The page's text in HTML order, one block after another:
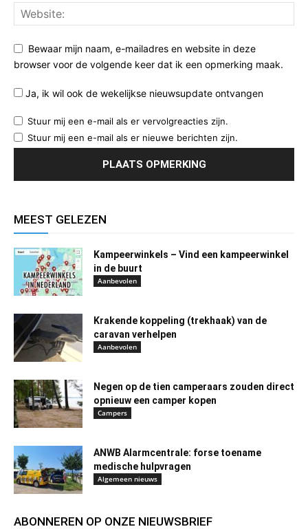
Bewaar mijn naam, e-mailadres en website in deze
browser voor de volgende keer dat ik een opmerking maak.
Ja, ik wil ook de wekelijkse nieuwsupdate ontvangen
Stuur mij een e-mail als er vervolgreacties zijn.
Stuur mij een e-mail als er nieuwe berichten zijn.
MEEST GELEZEN
Kampeerwinkels – Vind een kampeerwinkel
in de buurt
Aanbevolen
Krakende koppeling (trekhaak) van de
caravan verhelpen
Aanbevolen
Negen op de tien camperaars zouden direct
opnieuw een camper kopen
Campers
ANWB Alarmcentrale: forse toename
medische hulpvragen
Algemeen nieuws
ABONNEREN OP ONZE NIEUWSBRIEF